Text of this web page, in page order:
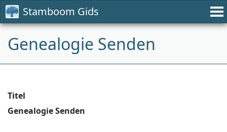
Stamboom Gids
Genealogie Senden
Titel
Genealogie Senden